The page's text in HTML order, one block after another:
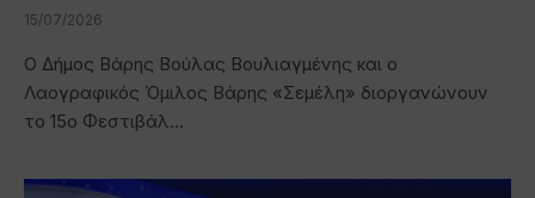
15/07/2026
Ο Δήμος Βάρης Βούλας Βουλιαγμένης και ο
Λαογραφικός Όμιλος Βάρης «Σεμέλη» διοργανώνουν
το 15ο Φεστιβάλ…